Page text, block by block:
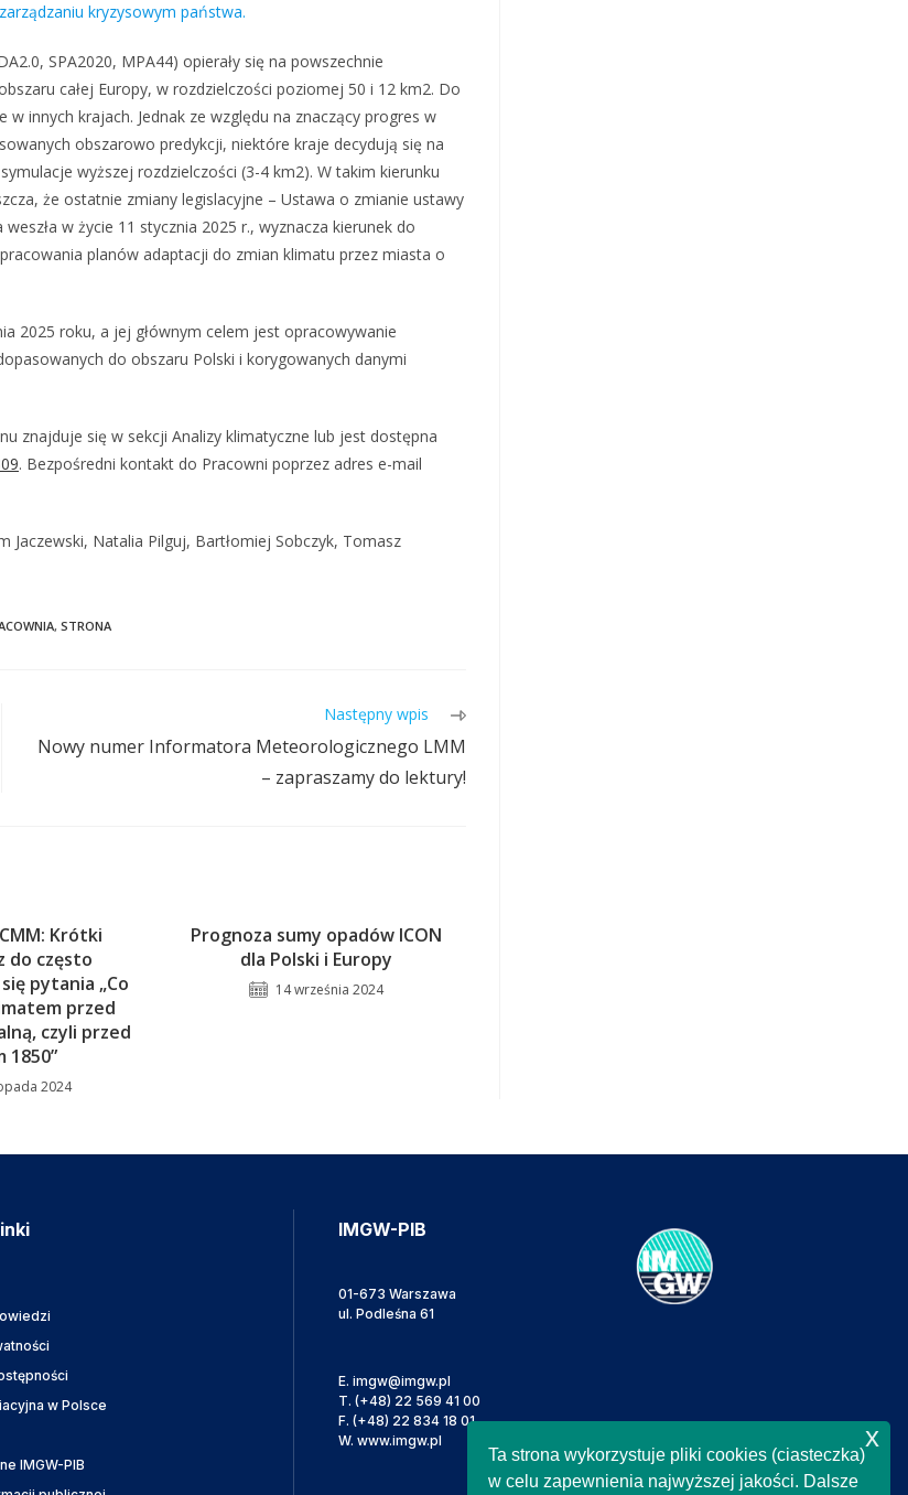
kryzysowym państwa.
SPA2020, MPA44) opierały się na powszechnie
całej Europy, w rozdzielczości poziomej 50 i 12 km2. Do
innych krajach. Jednak ze względu na znaczący progres w
obszarowo predykcji, niektóre kraje decydują się na
wyższej rozdzielczości (3-4 km2). W takim kierunku
że ostatnie zmiany legislacyjne – Ustawa o zmianie ustawy
w życie 11 stycznia 2025 r., wyznacza kierunek do
planów adaptacji do zmian klimatu przez miasta o
2025 roku, a jej głównym celem jest opracowywanie
do obszaru Polski i korygowanych danymi
znajduje się w sekcji Analizy klimatyczne lub jest dostępna
. Bezpośredni kontakt do Pracowni poprzez adres e-mail
Jaczewski, Natalia Pilguj, Bartłomiej Sobczyk, Tomasz
, STRONA
Następny wpis
Nowy numer Informatora Meteorologicznego LMM
– zapraszamy do lektury!
Krótki
do często
pytania „Co
przed
czyli przed
1850”
2024
Prognoza sumy opadów ICON
dla Polski i Europy
14 września 2024
w Polsce
IMGW-PIB
IMGW-PIB
01-673 Warszawa
ul. Podleśna 61
E. imgw@imgw.pl
T. (+48) 22 569 41 00
F. (+48) 22 834 18 01
W. www.imgw.pl
Ta strona wykorzystuje pliki cookies (ciasteczka)
w celu zapewnienia najwyższej jakości. Dalsze
x